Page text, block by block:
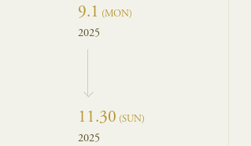
9.1 (MON)
2025
11.30 (SUN)
2025